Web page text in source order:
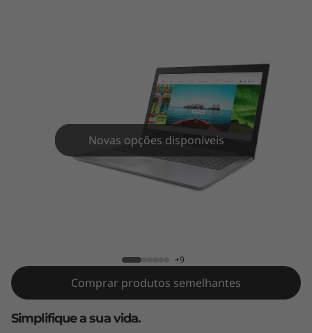
e
Novas opções disponíveis
+9
Comprar produtos semelhantes
Simplifique a sua vida.